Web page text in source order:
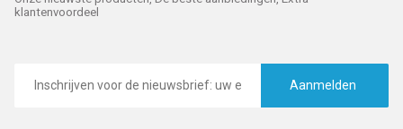
klantenvoordeel
mailadres
Aanmelden